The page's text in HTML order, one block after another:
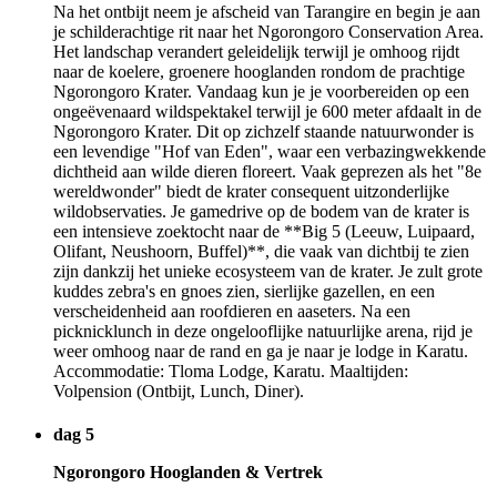
Na het ontbijt neem je afscheid van Tarangire en begin je aan
je schilderachtige rit naar het Ngorongoro Conservation Area.
Het landschap verandert geleidelijk terwijl je omhoog rijdt
naar de koelere, groenere hooglanden rondom de prachtige
Ngorongoro Krater. Vandaag kun je je voorbereiden op een
ongeëvenaard wildspektakel terwijl je 600 meter afdaalt in de
Ngorongoro Krater. Dit op zichzelf staande natuurwonder is
een levendige "Hof van Eden", waar een verbazingwekkende
dichtheid aan wilde dieren floreert. Vaak geprezen als het "8e
wereldwonder" biedt de krater consequent uitzonderlijke
wildobservaties. Je gamedrive op de bodem van de krater is
een intensieve zoektocht naar de **Big 5 (Leeuw, Luipaard,
Olifant, Neushoorn, Buffel)**, die vaak van dichtbij te zien
zijn dankzij het unieke ecosysteem van de krater. Je zult grote
kuddes zebra's en gnoes zien, sierlijke gazellen, en een
verscheidenheid aan roofdieren en aaseters. Na een
picknicklunch in deze ongelooflijke natuurlijke arena, rijd je
weer omhoog naar de rand en ga je naar je lodge in Karatu.
Accommodatie: Tloma Lodge, Karatu. Maaltijden:
Volpension (Ontbijt, Lunch, Diner).
dag 5
Ngorongoro Hooglanden & Vertrek